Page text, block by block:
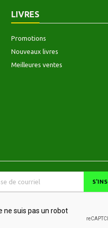
LIVRES
Promotions
Nouveaux livres
Meilleures ventes